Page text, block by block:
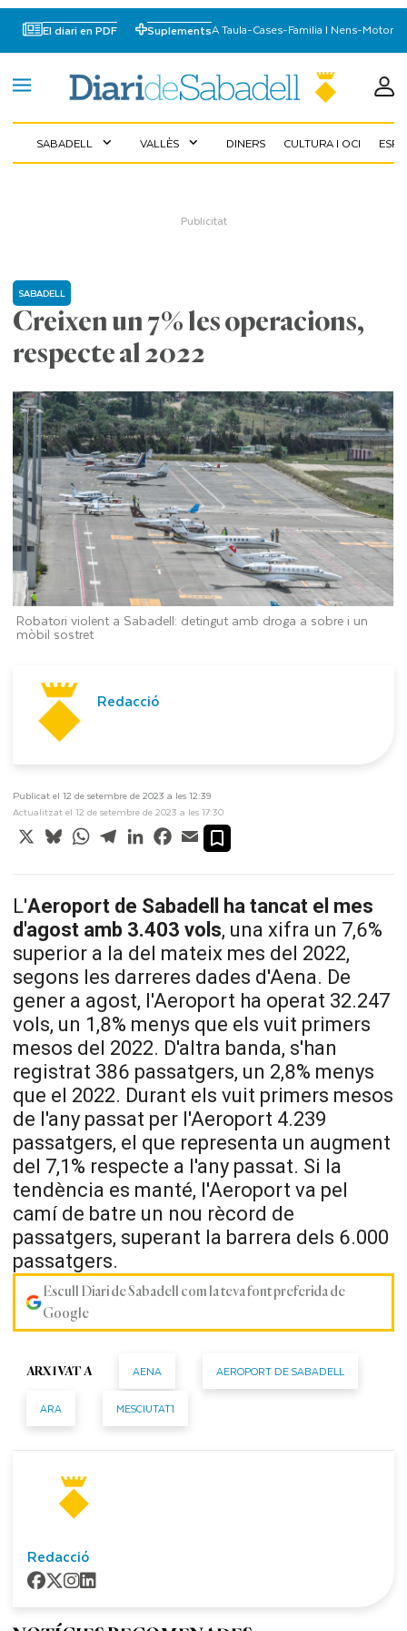
El diari en PDF SuplementsA Taula-Cases-Familia I Nens-Motor
SABADELL expand_more VALLÈS expand_more DINERS CULTURA I OCI
Creixen un 7% les operacions,
respecte al 2022
SABADELL
Robatori violent a Sabadell: detingut amb droga a sobre i un
mòbil sostret
Redacció
Publicat el 12 de setembre de 2023 a les 12:39
Actualitzat el 12 de setembre de 2023 a les 17:30
X BlueskyWhatsApp
TelegramLinkedInFacebook
Email
L'Aeroport de Sabadell ha tancat el mes
d'agost amb 3.403 vols, una xifra un 7,6%
superior a la del mateix mes del 2022,
segons les darreres dades d'Aena. De
gener a agost, l'Aeroport ha operat 32.247
vols, un 1,8% menys que els vuit primers
mesos del 2022. D'altra banda, s'han
registrat 386 passatgers, un 2,8% menys
que el 2022. Durant els vuit primers mesos
de l'any passat per l'Aeroport 4.239
passatgers, el que representa un augment
del 7,1% respecte a l'any passat. Si la
tendència es manté, l'Aeroport va pel
camí de batre un nou rècord de
passatgers, superant la barrera dels 6.000
passatgers.
Escull Diari de Sabadell com la teva font preferida de
Google
ARXIVAT A AENA AEROPORT DE SABADELL
ARA MESCIUTAT1
Redacció